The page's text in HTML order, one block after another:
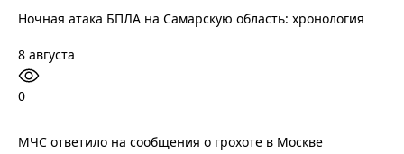
Ночная атака БПЛА на Самарскую область: хронология
8 августа
0
МЧС ответило на сообщения о грохоте в Москве